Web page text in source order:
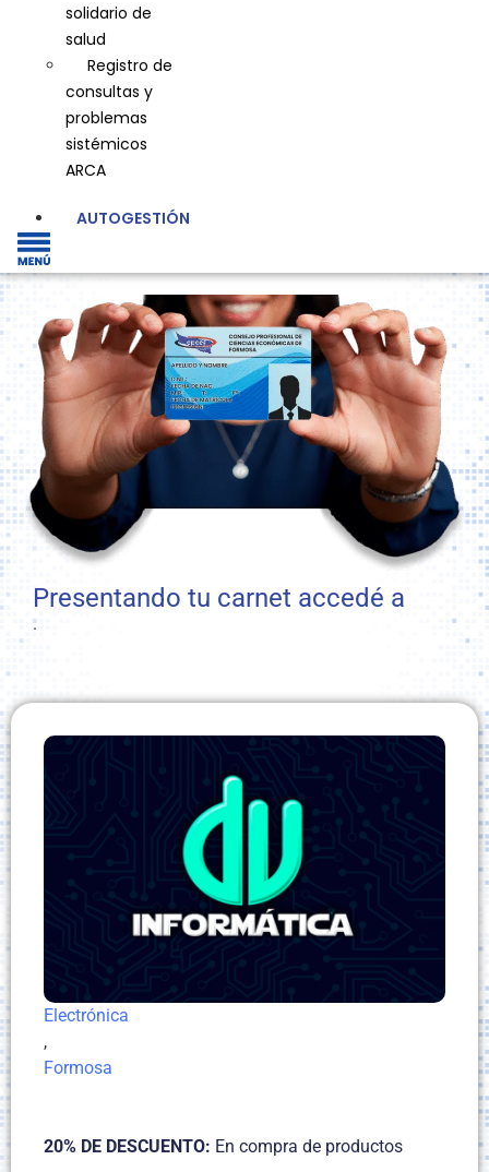
solidario de
salud
Registro de
consultas y
problemas
sistémicos
ARCA
AUTOGESTIÓN
Presentando tu carnet accedé a
.
Electrónica
,
Formosa
20% DE DESCUENTO: En compra de productos